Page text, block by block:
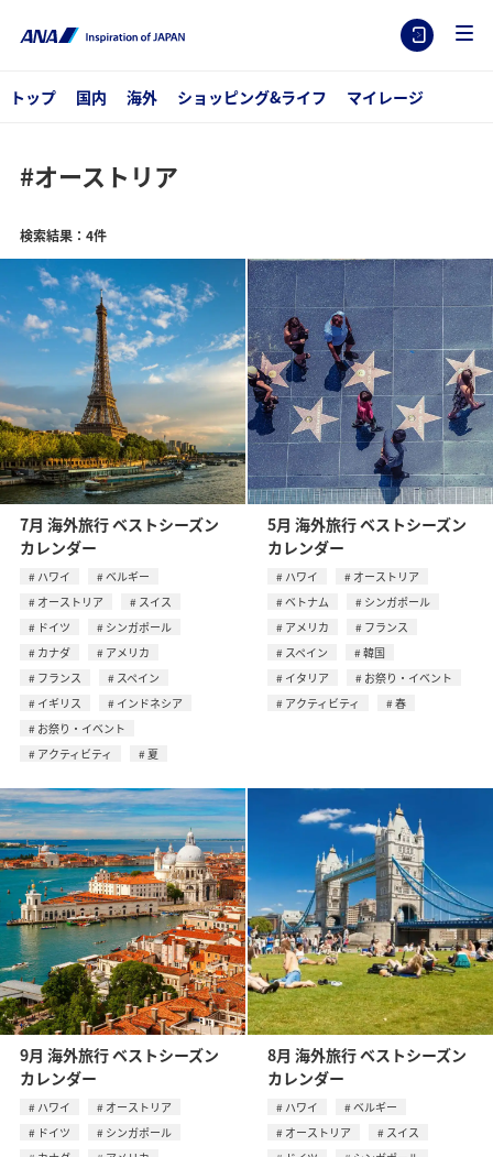
トップ 国内 海外 ショッピング&ライフ マイレージ
#オーストリア
検索結果：4件
7月 海外旅行 ベストシーズン
カレンダー
ハワイ
ベルギー
オーストリア
スイス
ドイツ
シンガポール
カナダ
アメリカ
フランス
スペイン
イギリス
インドネシア
お祭り・イベント
アクティビティ
夏
5月 海外旅行 ベストシーズン
カレンダー
ハワイ
オーストリア
ベトナム
シンガポール
アメリカ
フランス
スペイン
韓国
イタリア
お祭り・イベント
アクティビティ
春
9月 海外旅行 ベストシーズン
カレンダー
ハワイ
オーストリア
ドイツ
シンガポール
8月 海外旅行 ベストシーズン
カレンダー
ハワイ
ベルギー
オーストリア
スイス